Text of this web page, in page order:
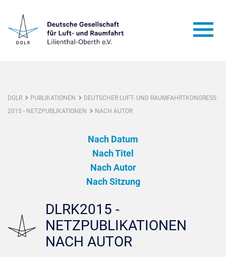
DGLR PUBLIKATIONEN
DEUTSCHER LUFT- UND RAUMFAHRTKONGRESS
2015 - NETZPUBLIKATIONEN
NACH AUTOR
Nach Datum
Nach Titel
Nach Autor
Nach Sitzung
DLRK2015 -
NETZPUBLIKATIONEN
NACH AUTOR